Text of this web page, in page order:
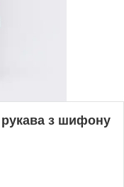
рукава з шифону